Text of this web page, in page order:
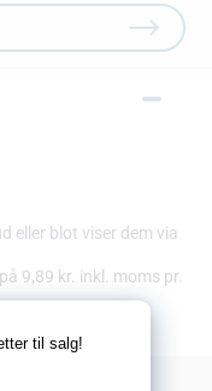
eller blot viser dem via
9,89 kr. inkl. moms pr.
til salg!